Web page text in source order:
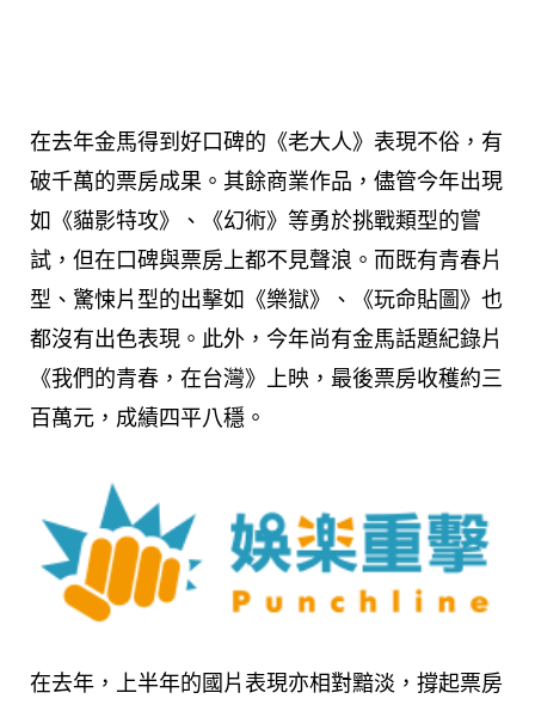
在去年金馬得到好口碑的《老大人》表現不俗，有
破千萬的票房成果。其餘商業作品，儘管今年出現
如《貓影特攻》、《幻術》等勇於挑戰類型的嘗
試，但在口碑與票房上都不見聲浪。而既有青春片
型、驚悚片型的出擊如《樂獄》、《玩命貼圖》也
都沒有出色表現。此外，今年尚有金馬話題紀錄片
《我們的青春，在台灣》上映，最後票房收穫約三
百萬元，成績四平八穩。
在去年，上半年的國片表現亦相對黯淡，撐起票房